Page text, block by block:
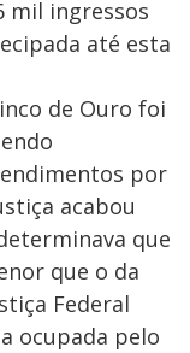
mil ingressos
até esta
de Ouro foi
por
acabou
que
que o da
Federal
ocupada pelo